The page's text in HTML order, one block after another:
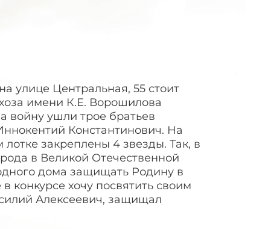
улице Центральная, 55 стоит
имени К.Е. Ворошилова
войну ушли трое братьев
Константинович. На
закреплены 4 звезды. Так, в
в Великой Отечественной
дома защищать Родину в
конкурсе хочу посвятить своим
Алексеевич, защищал